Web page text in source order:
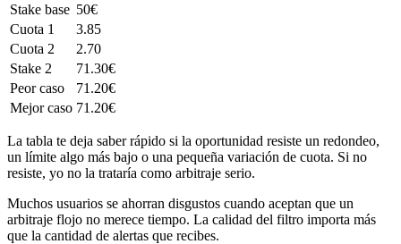
Stake base 50€
Cuota 1
3.85
Cuota 2
2.70
Stake 2
71.30€
Peor caso
71.20€
Mejor caso 71.20€
La tabla te deja saber rápido si la oportunidad resiste un redondeo,
un límite algo más bajo o una pequeña variación de cuota. Si no
resiste, yo no la trataría como arbitraje serio.
Muchos usuarios se ahorran disgustos cuando aceptan que un
arbitraje flojo no merece tiempo. La calidad del filtro importa más
que la cantidad de alertas que recibes.